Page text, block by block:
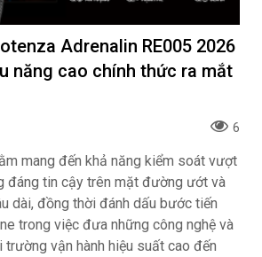
Adrenalin RE005 2026
năng cao chính thức ra mắt
6
mang đến khả năng kiểm soát vượt
đáng tin cậy trên mặt đường ướt và
dài, đồng thời đánh dấu bước tiến
trong việc đưa những công nghệ và
vận hành hiệu suất cao đến